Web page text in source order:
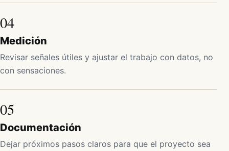
04
Medición
Revisar señales útiles y ajustar el trabajo con datos, no
con sensaciones.
05
Documentación
Dejar próximos pasos claros para que el proyecto sea